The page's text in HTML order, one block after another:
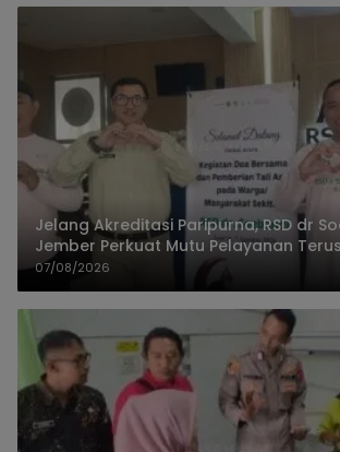
Jelang Akreditasi Paripurna, RSD dr
Jember Perkuat Mutu Pelayanan
07/08/2026